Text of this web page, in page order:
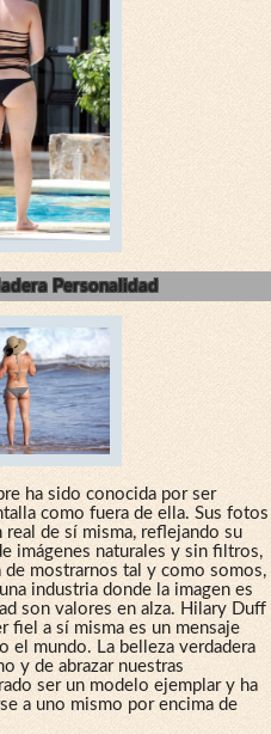
Personalidad
ha sido conocida por ser
como fuera de ella. Sus fotos
de sí misma, reflejando su
imágenes naturales y sin filtros,
mostrarnos tal y como somos,
industria donde la imagen es
son valores en alza. Hilary Duff
fiel a sí misma es un mensaje
el mundo. La belleza verdadera
y de abrazar nuestras
ser un modelo ejemplar y ha
a uno mismo por encima de